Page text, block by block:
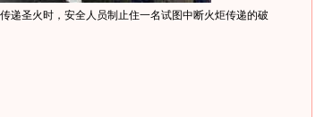
圣火时，安全人员制止住一名试图中断火炬传递的破